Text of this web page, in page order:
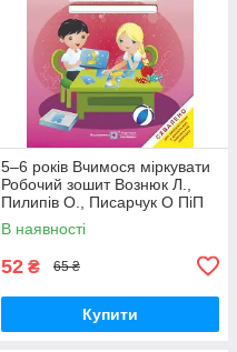
5–6 років Вчимося міркувати
Робочий зошит Вознюк Л.,
Пилипів О., Писарчук О ПіП
В наявності
52 ₴ 65 ₴
Купити